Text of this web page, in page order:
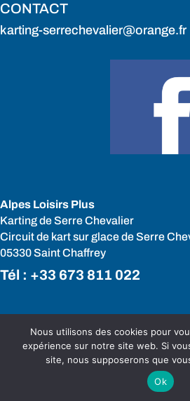
CONTACT
karting-serrechevalier@orange.fr
Alpes Loisirs Plus
Karting de Serre Chevalier
Circuit de kart sur glace de Serre
05330 Saint Chaffrey
Tél : +33 673 811 022
Mentions Légales
Politique
C.G.V
Plan du
Création Site Internet |
Nous utilisons des cookies pour
expérience sur notre site web. Si
site, nous supposerons que
Ok